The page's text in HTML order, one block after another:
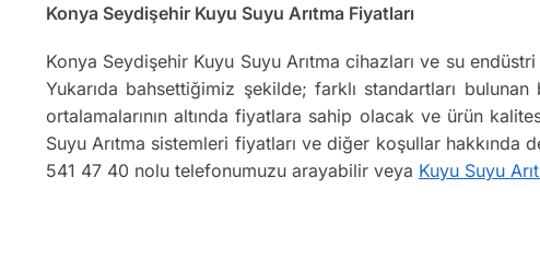
Konya Seydişehir Kuyu Suyu Arıtma Fiyatları
Konya Seydişehir Kuyu Suyu Arıtma cihazları ve su
Yukarıda bahsettiğimiz şekilde; farklı standartları
ortalamalarının altında fiyatlara sahip olacak ve ürün
Suyu Arıtma sistemleri fiyatları ve diğer koşullar
541 47 40 nolu telefonumuzu arayabilir veya Kuyu Suyu